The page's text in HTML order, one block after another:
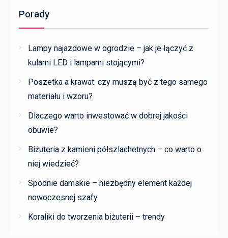
Porady
Lampy najazdowe w ogrodzie – jak je łączyć z
kulami LED i lampami stojącymi?
Poszetka a krawat: czy muszą być z tego samego
materiału i wzoru?
Dlaczego warto inwestować w dobrej jakości
obuwie?
Biżuteria z kamieni półszlachetnych – co warto o
niej wiedzieć?
Spodnie damskie – niezbędny element każdej
nowoczesnej szafy
Koraliki do tworzenia biżuterii – trendy